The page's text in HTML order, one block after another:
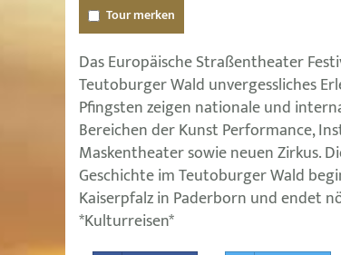
Tour merken
Das Europäische Straßentheater
Teutoburger Wald unvergessliches
Pfingsten zeigen nationale und
Bereichen der Kunst Performance,
Maskentheater sowie neuen Zirkus.
Geschichte im Teutoburger Wald
Kaiserpfalz in Paderborn und endet
*Kulturreisen*